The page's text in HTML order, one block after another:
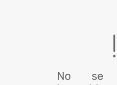
No se